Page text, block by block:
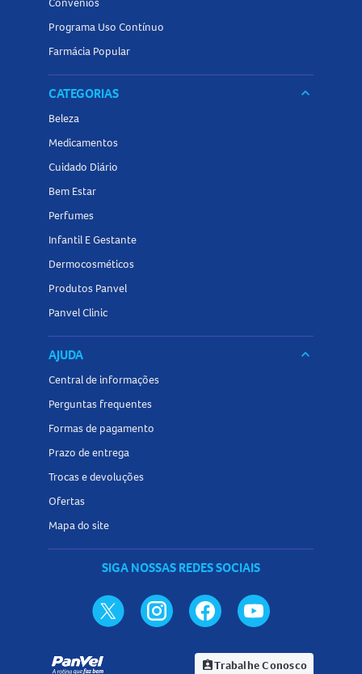
Programa Uso Contínuo
Farmácia Popular
CATEGORIAS keyboard_arrow_down
Beleza
Medicamentos
Cuidado Diário
Bem Estar
Perfumes
Infantil E Gestante
Dermocosméticos
Produtos Panvel
Panvel Clinic
AJUDA keyboard_arrow_down
Central de informações
Perguntas frequentes
Formas de pagamento
Prazo de entrega
Trocas e devoluções
Ofertas
Mapa do site
SIGA NOSSAS REDES SOCIAIS
assignment_indTrabalhe Conosco